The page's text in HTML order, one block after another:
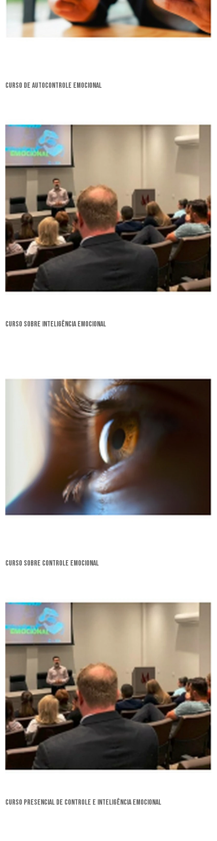
curso de autocontrole emocional
curso sobre inteligência emocional
curso sobre controle emocional
curso presencial de controle e inteligência emocional